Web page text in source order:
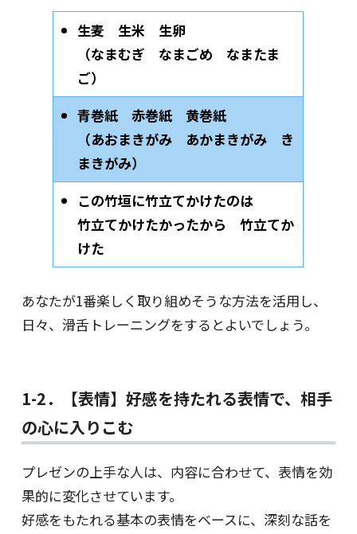
生麦 生米 生卵
（なまむぎ なまごめ なまたま
ご）
青巻紙 赤巻紙 黄巻紙
（あおまきがみ あかまきがみ き
まきがみ）
この竹垣に竹立てかけたのは
竹立てかけたかったから 竹立てか
けた
あなたが1番楽しく取り組めそうな方法を活用し、
日々、滑舌トレーニングをするとよいでしょう。
1-2．【表情】好感を持たれる表情で、相手
の心に入りこむ
プレゼンの上手な人は、内容に合わせて、表情を効
果的に変化させています。
好感をもたれる基本の表情をベースに、深刻な話を